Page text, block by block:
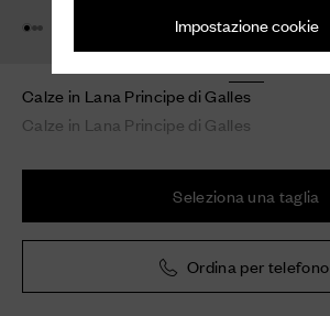
Impostazione cookie
Calze in Lana Principe di Galles
Calze in Lana Principe di Galles
Seleziona una taglia
Ordina per telefono